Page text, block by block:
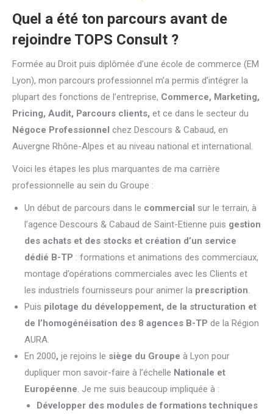
Quel a été ton parcours avant de
rejoindre TOPS Consult ?
Formée au Droit puis diplômée d’une école de commerce (EM
Lyon), mon parcours professionnel m’a permis d’intégrer la
plupart des fonctions de l’entreprise, Commerce, Marketing,
Pricing, Audit, Parcours clients, et ce dans le secteur du
Négoce Professionnel chez Descours & Cabaud, en
Auvergne Rhône-Alpes et au niveau national et international.
Voici les étapes les plus marquantes de ma carrière
professionnelle au sein du Groupe :
Un début de parcours dans le commercial sur le terrain, à
l’agence Descours & Cabaud de Saint-Etienne puis gestion
des achats et des stocks et création d’un service
dédié B-TP : formations et animations des commerciaux,
montage d’opérations commerciales avec les Clients et
les industriels fournisseurs pour animer la prescription.
Puis pilotage du développement, de la structuration et
de l’homogénéisation des 8 agences B-TP de la Région
AURA.
En 2000, je rejoins le siège du Groupe à Lyon pour
dupliquer mon savoir-faire à l’échelle Nationale et
Européenne. Je me suis beaucoup impliquée à :
Développer des modules de formations techniques